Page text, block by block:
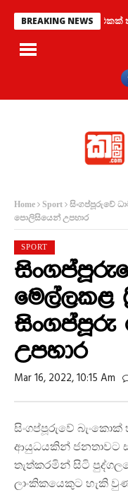
BREAKING NEWS
සමග ලිෆ්ට් එකක් තුල
Home Sport
සිංගප්පූරුවේ
පොලිසියෙන් උපහාර
SPORT
මෙල්ලකළ
සිංගප්පූරු
උපහාර
Mar 16, 2022, 10:15 Am
සිංගප්පූරුවේ
ආයුධයකින් ජනතාවට
තැත්කරමින් සිටි
ලාංකිකයෙකුට හැකි